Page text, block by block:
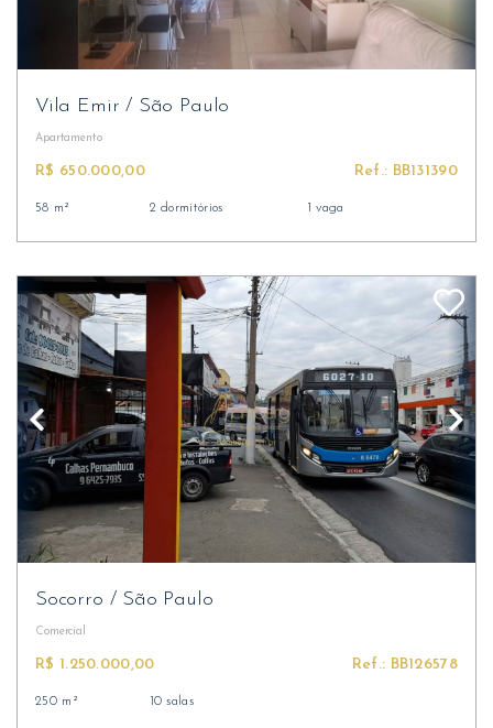
Vila Emir/ São Paulo
Apartamento
R$ 650.000,00 Ref.: BB131390
58 m² 2 dormitórios 1 vaga
Socorro / São Paulo
Comercial
R$ 1.250.000,00 Ref.: BB126578
250 m² 10 salas